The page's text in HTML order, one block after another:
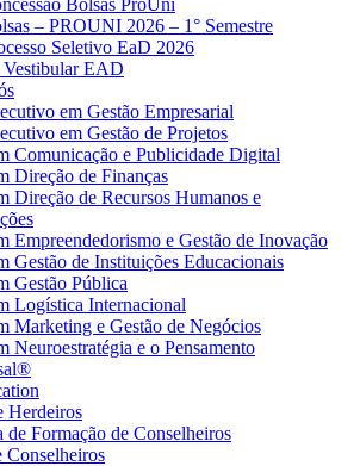
– PROUNI 2026 – 1° Semestre
Seletivo EaD 2026
Vestibular EAD
em Gestão Empresarial
em Gestão de Projetos
Comunicação e Publicidade Digital
Direção de Finanças
Direção de Recursos Humanos e
Empreendedorismo e Gestão de Inovação
Gestão de Instituições Educacionais
Gestão Pública
Logística Internacional
Marketing e Gestão de Negócios
Neuroestratégia e o Pensamento
Herdeiros
de Formação de Conselheiros
Conselheiros